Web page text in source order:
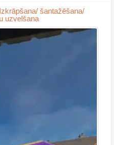
šantažēšana/
uzvelšana